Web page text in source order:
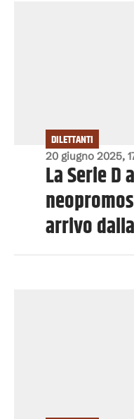
20 giugno 2025,
DILETTANTI
La Serie D
arrivo